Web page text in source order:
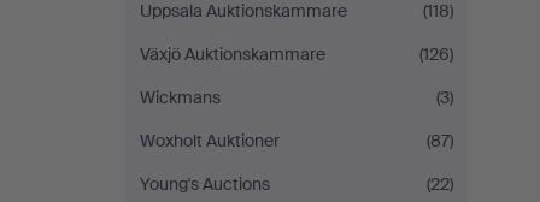
Uppsala Auktionskammare
(118)
Växjö Auktionskammare
(126)
Wickmans
(3)
Woxholt Auktioner
(87)
Young's Auctions
(22)